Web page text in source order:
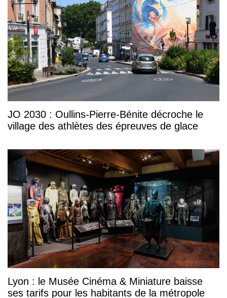
JO 2030 : Oullins-Pierre-Bénite décroche le
village des athlètes des épreuves de glace
Lyon : le Musée Cinéma & Miniature baisse
ses tarifs pour les habitants de la métropole